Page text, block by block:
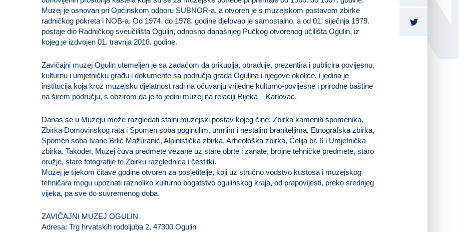
Muzej je osnovan pri Općinskom odboru SUBNOR-a, a otvoren je s muzejskom postavom zbirke
radničkog pokreta i NOB-a. Od 1974. do 1978. godine djelovao je samostalno, a od 01. siječnja 1979.
postaje dio Radničkog sveučilišta Ogulin, odnosno današnjeg Pučkog otvorenog učilišta Ogulin, iz
kojeg je izdvojen 01. travnja 2018. godine.
Zavičajni muzej Ogulin utemeljen je sa zadaćom da prikuplja, obrađuje, prezentira i publicira povijesnu,
kulturnu i umjetničku građu i dokumente sa područja grada Ogulina i njegove okolice, i jedina je
institucija koja kroz muzejsku djelatnost radi na očuvanju vrijedne kulturno-povijesne i prirodne baštine
na širem području, s obzirom da je to jedini muzej na relaciji Rijeka – Karlovac.
Danas se u Muzeju može razgledati stalni muzejski postav kojeg čine: Zbirka kamenih spomenika,
Zbirka Domovinskog rata i Spomen soba poginulim, umrlim i nestalim braniteljima, Etnografska zbirka,
Spomen soba Ivane Brlić Mažuranić, Alpinistička zbirka, Arheološka zbirka, Ćelija br. 6 i Umjetnička
zbirka. Također, Muzej čuva predmete vezane uz stare obrte i zanate, brojne tehničke predmete, staro
oružje, stare fotografije te Zbirku razglednica i čestitki.
Muzej je tijekom čitave godine otvoren za posjetitelje, koji uz stručno vodstvo kustosa i muzejskog
tehničara mogu upoznati raznoliko kulturno bogatstvo ogulinskog kraja, od prapovijesti, preko srednjeg
vijeka, pa sve do suvremenog doba.
ZAVIČAJNI MUZEJ OGULIN
Adresa: Trg hrvatskih rodoljuba 2, 47300 Ogulin